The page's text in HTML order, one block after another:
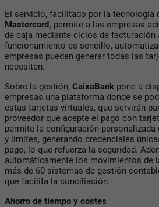
El servicio, facilitado por la tecnología
Mastercard, permite a las empresas
de caja mediante ciclos de facturación
funcionamiento es sencillo,
empresas pueden generar todas las
necesiten.
Sobre la gestión, CaixaBank pone a
empresas una plataforma donde se
estas tarjetas virtuales, que servirán
proveedor que acepte el pago con
permite la configuración
y límites, generando credenciales
pago, lo que refuerza la seguridad.
automáticamente los movimientos de
más de 60 sistemas de gestión
que facilita la conciliación.
Ahorro de tiempo y costes